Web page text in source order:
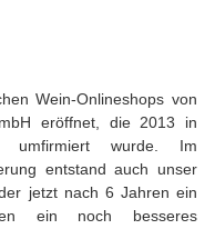
Wein-Onlineshops von
eröffnet, die 2013 in
umfirmiert wurde. Im
entstand auch unser
der jetzt nach 6 Jahren ein
ein noch besseres